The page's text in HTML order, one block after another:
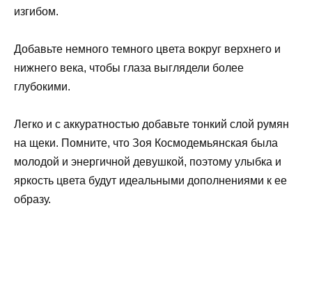
изгибом.
Добавьте немного темного цвета вокруг верхнего и
нижнего века, чтобы глаза выглядели более
глубокими.
Легко и с аккуратностью добавьте тонкий слой румян
на щеки. Помните, что Зоя Космодемьянская была
молодой и энергичной девушкой, поэтому улыбка и
яркость цвета будут идеальными дополнениями к ее
образу.